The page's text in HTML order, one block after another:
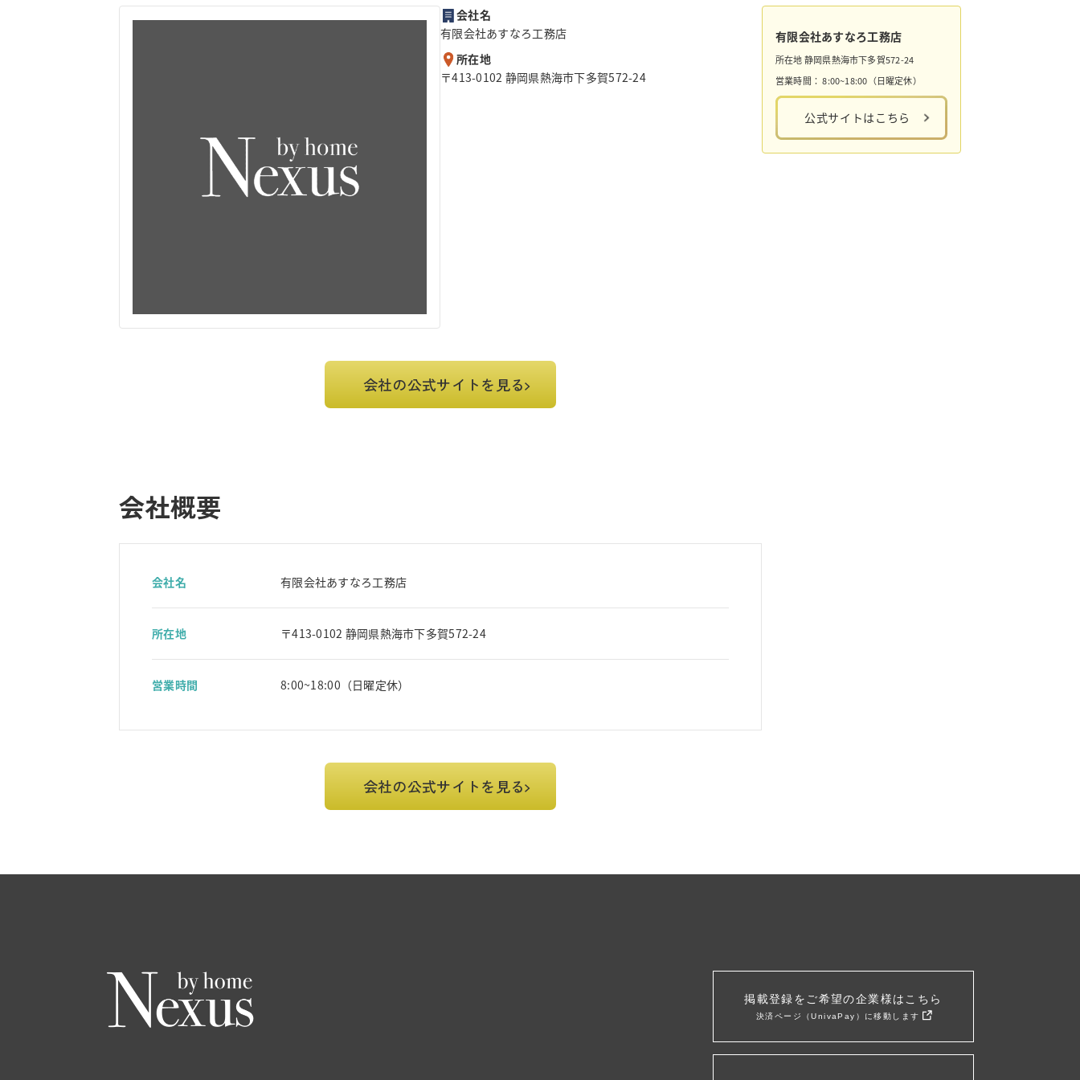
会社名
有限会社あすなろ工務店
所在地
〒413-0102 静岡県熱海市下多賀572-24
会社の公式サイトを見る
会社概要
会社名 有限会社あすなろ工務店
所在地 〒413-0102 静岡県熱海市下多賀572-24
営業時間 8:00~18:00（日曜定休）
会社の公式サイトを見る
有限会社あすなろ工務店
所在地静岡県熱海市下多賀572-24
営業時間： 8:00~18:00（日曜定休）
公式サイトはこちら
掲載登録をご希望の企業様はこちら
決済ページ（UnivaPay）に移動します